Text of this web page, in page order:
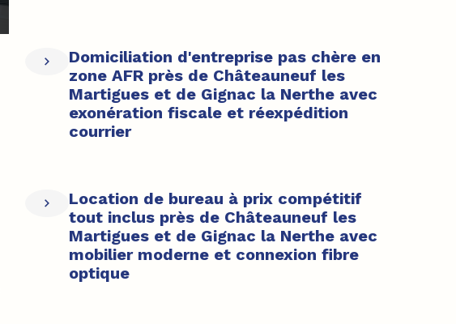
Domiciliation d'entreprise pas chère en
zone AFR près de Châteauneuf les
Martigues et de Gignac la Nerthe avec
exonération fiscale et réexpédition
courrier
Location de bureau à prix compétitif
tout inclus près de Châteauneuf les
Martigues et de Gignac la Nerthe avec
mobilier moderne et connexion fibre
optique